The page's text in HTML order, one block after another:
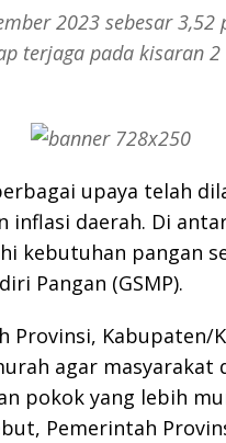
2023 sebesar 3,52
terjaga pada kisaran 2
upaya telah
inflasi daerah. Di
kebutuhan pangan
Pangan (GSMP).
Provinsi, Kabupaten/
agar masyarakat
pokok yang lebih
Pemerintah